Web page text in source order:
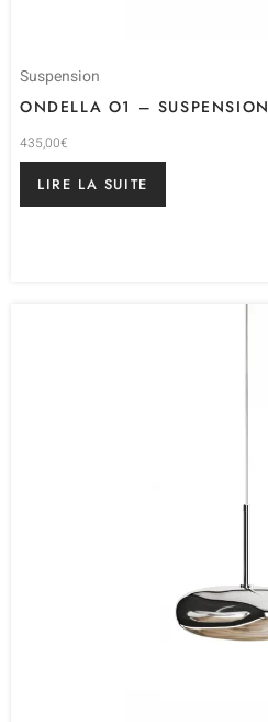
Suspension
ONDELLA O1 – SUSPENSION
435,00€
LIRE LA SUITE